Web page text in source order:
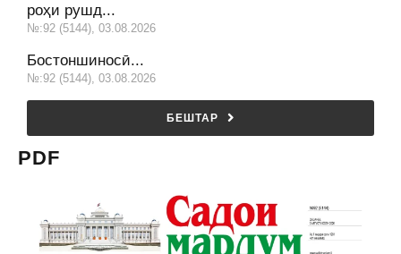
роҳи рушд...
№:92 (5144), 03.08.2026
Бостоншиносӣ...
№:92 (5144), 03.08.2026
БЕШТАР
PDF